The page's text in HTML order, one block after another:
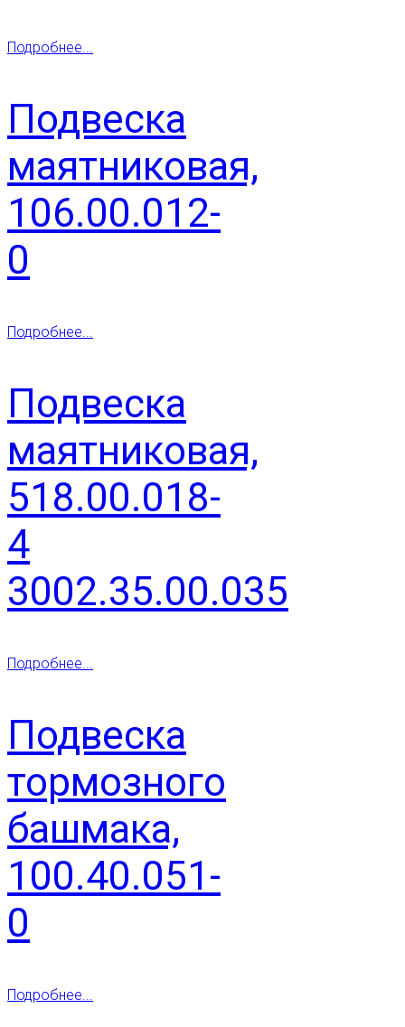
Подробнее...
Подвеска
маятниковая,
106.00.012-
0
Подробнее...
Подвеска
маятниковая,
518.00.018-
4
3002.35.00.035
Подробнее...
Подвеска
тормозного
башмака,
100.40.051-
0
Подробнее...